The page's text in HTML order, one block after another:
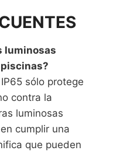
luminosas
sólo protege
contra la
luminosas
cumplir una
que pueden